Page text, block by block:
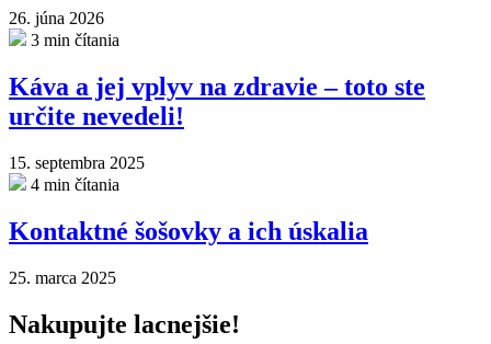
26. júna 2026
3 min čítania
Káva a jej vplyv na zdravie – toto ste
určite nevedeli!
15. septembra 2025
4 min čítania
Kontaktné šošovky a ich úskalia
25. marca 2025
Nakupujte lacnejšie!